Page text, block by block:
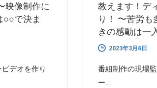
映像制作に
○○で決ま
デオを作り
教えます！デ
り！ 〜苦労も
きの感動は一
2023年3月6日
番組制作の現場
ー…